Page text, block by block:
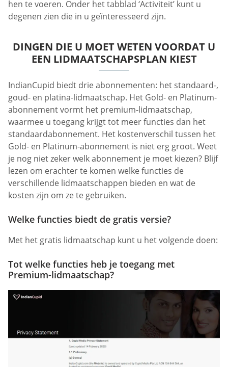
hen te voeren. Onder het tabblad ‘Activiteit’ kunt u
degenen zien die in u geïnteresseerd zijn.
DINGEN DIE U MOET WETEN VOORDAT U
EEN LIDMAATSCHAPSPLAN KIEST
IndianCupid biedt drie abonnementen: het standaard-,
goud- en platina-lidmaatschap. Het Gold- en Platinum-
abonnement vormt het premium-lidmaatschap,
waarmee u toegang krijgt tot meer functies dan het
standaardabonnement. Het kostenverschil tussen het
Gold- en Platinum-abonnement is niet erg groot. Weet
je nog niet zeker welk abonnement je moet kiezen? Blijf
lezen om erachter te komen welke functies de
verschillende lidmaatschappen bieden en wat de
kosten zijn om ze te gebruiken.
Welke functies biedt de gratis versie?
Met het gratis lidmaatschap kunt u het volgende doen:
Tot welke functies heb je toegang met
Premium-lidmaatschap?